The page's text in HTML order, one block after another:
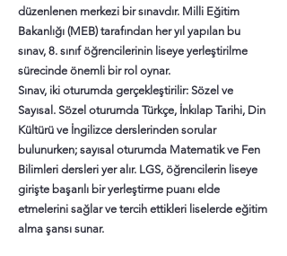
düzenlenen merkezi bir sınavdır. Milli Eğitim
Bakanlığı (MEB) tarafından her yıl yapılan bu
sınav, 8. sınıf öğrencilerinin liseye yerleştirilme
sürecinde önemli bir rol oynar.
Sınav, iki oturumda gerçekleştirilir: Sözel ve
Sayısal. Sözel oturumda Türkçe, İnkılap Tarihi, Din
Kültürü ve İngilizce derslerinden sorular
bulunurken; sayısal oturumda Matematik ve Fen
Bilimleri dersleri yer alır. LGS, öğrencilerin liseye
girişte başarılı bir yerleştirme puanı elde
etmelerini sağlar ve tercih ettikleri liselerde eğitim
alma şansı sunar.